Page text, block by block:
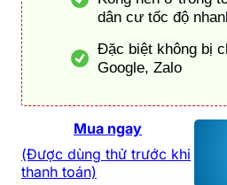
dân cư tốc độ
Đặc biệt không bị
Google, Zalo
Mua ngay
(Được dùng thử trước khi
thanh toán)